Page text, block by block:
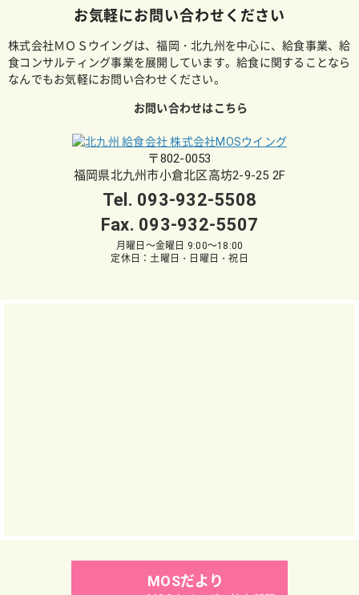
お気軽にお問い合わせください
株式会社ＭＯＳウイングは、福岡・北九州を中心に、給食事業、給
食コンサルティング事業を展開しています。給食に関することなら
なんでもお気軽にお問い合わせください。
お問い合わせはこちら
〒802-0053
福岡県北九州市小倉北区高坊2-9-25 2F
Tel. 093-932-5508
Fax. 093-932-5507
月曜日～金曜日 9:00～18:00
定休日：土曜日・日曜日・祝日
MOSだより